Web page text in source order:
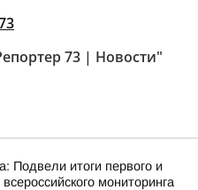
73 | Новости"
Подвели итоги первого и
мониторинга